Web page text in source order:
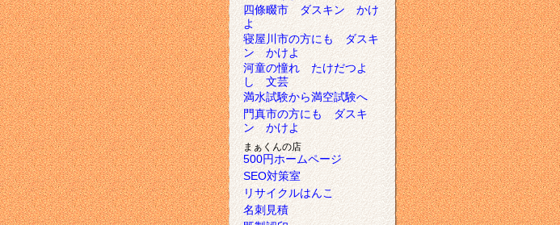
四條畷市 ダスキン かけ
よ
寝屋川市の方にも ダスキ
ン かけよ
河童の憧れ たけだつよ
し 文芸
満水試験から満空試験へ
門真市の方にも ダスキ
ン かけよ
まぁくんの店
500円ホームページ
SEO対策室
リサイクルはんこ
名刺見積